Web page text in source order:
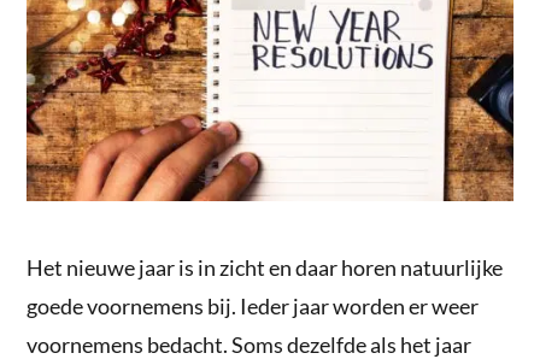
Het nieuwe jaar is in zicht en daar horen natuurlijke
goede voornemens bij. Ieder jaar worden er weer
voornemens bedacht. Soms dezelfde als het jaar